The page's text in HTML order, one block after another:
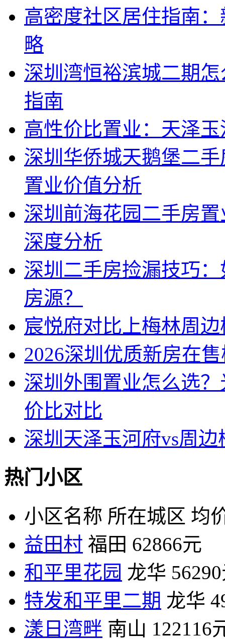
高密度社区居住指南
略
深圳湾恒裕滨城二期
指南
高性价比置业：天泽
深圳华侨城天鹅堡二
置业价值分析
深圳前海花园二手房
深度分析
深圳二手房捡漏技巧
房源？
宸悦府对比上梅林周
2026深圳优质新房在
深圳外围置业怎么选
价比对比
深圳天泽玉河府vs周
热门小区
小区名称 所在城区 均
益田村 福田 62866元
和平里花园 龙华
特发和平里二期 龙华
漾日湾畔 南山 122116